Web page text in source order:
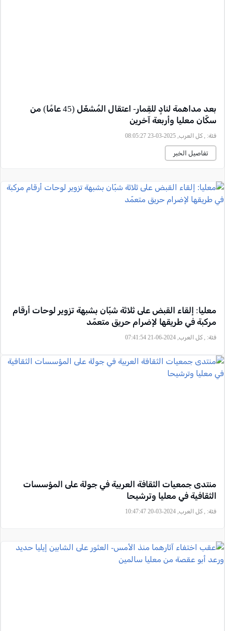
بعد مداهمة لنادٍ للقِمار- اعتقال المُشغّل (45 عامًا) من
سكّان معليا وأربعة آخرين
فئة: , كل العرب, 2025-03-23 08:05:27
تفاصيل الخبر
معليا: إلقاء القبض على ثلاثة شبّان بشبهة تزوير لوحات أرقام
مركبة في طريقها لإضرام حريق متعمّد
فئة: , كل العرب, 2024-06-21 07:41:54
منتدى جمعيات الثقافة العربية في جولة على المؤسسات
الثقافية في معليا وترشيحا
فئة: , كل العرب, 2024-03-20 10:47:47